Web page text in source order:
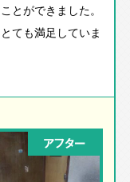
とができました。
ても満足していま
アフター